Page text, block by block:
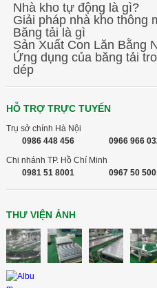
Băng tải Intech Việt Nam
Băng tải hàng - Băng tải hàng lên xe
Kỷ niệm 5 năm thành lập Intech Việt
Nhà kho tự động là gì?
Giải pháp nhà kho thông
Băng tải là gì
Sản Xuất Con Lăn Bằng
Ứng dụng của băng tải
dép
HỖ TRỢ TRỰC TUYẾN
Trụ sở chính Hà Nội
0986 448 456
0966 966
Chi nhánh TP. Hồ Chí Minh
0981 51 8001
0967 50
THƯ VIỆN ẢNH